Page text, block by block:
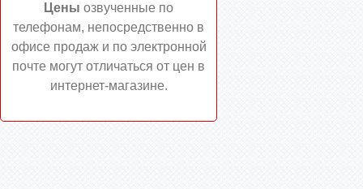
Цены озвученные по
телефонам, непосредственно в
офисе продаж и по электронной
почте могут отличаться от цен в
интернет-магазине.